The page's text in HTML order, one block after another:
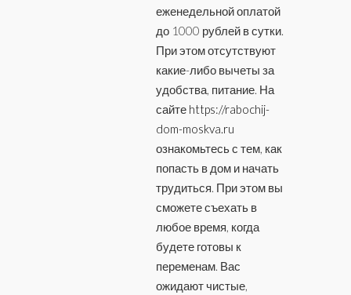
еженедельной оплатой
до 1000 рублей в сутки.
При этом отсутствуют
какие-либо вычеты за
удобства, питание. На
сайте https://rabochij-
dom-moskva.ru
ознакомьтесь с тем, как
попасть в дом и начать
трудиться. При этом вы
сможете съехать в
любое время, когда
будете готовы к
переменам. Вас
ожидают чистые,